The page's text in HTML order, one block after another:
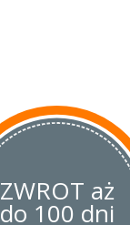
ZWROT aż
do 100 dni